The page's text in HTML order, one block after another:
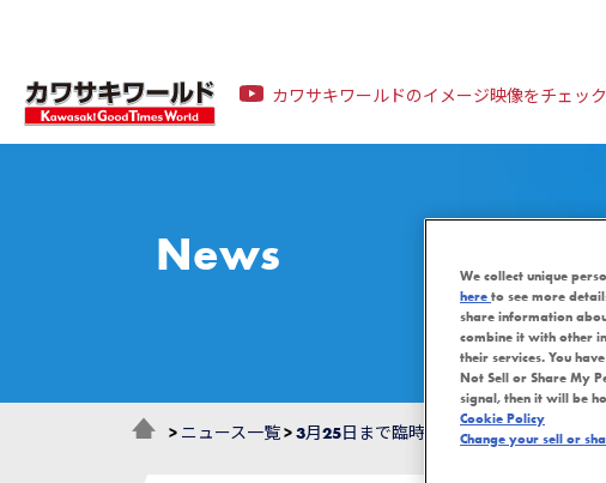
カワサキワールドのイメージ映像をチェック
News
> ニュース一覧>3月25日まで臨時休館延長
We collect unique
here to see more
share information
combine it with other
their services. You
Not Sell or Share My
signal, then it will be
Cookie Policy
Change your sell or